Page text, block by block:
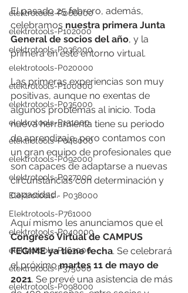
elektrotools-P066000
elektrotools-P102000
elektrotools-P036000
elektrotools-P020000
elektrotools-P100000
elektrotools-P035000
elektrotools-P131000
elektrotools-P048000
elektrotools-P092000
elektrotools-P027000
Elektrotools - P038000
Elektrotools-P761000
elektrotools-P040000
elektrotools-P463000
elektrotools-P375000
elektrotools-P098000
El pasado 25 febrero, además,
celebramos nuestra primera Junta
General de socios del año, y la
primera en este entorno virtual.
Las primeras experiencias son muy
positivas, aunque no exentas de
algunos problemas al inicio. Toda
nueva herramienta tiene su periodo
de aprendizaje, pero contamos con
un gran equipo de profesionales que
son capaces de adaptarse a nuevas
circunstancias con determinación y
capacidad.
Aquí mismo les anunciamos que el
Congreso Virtual de CAMPUS
FEGIME ya tiene fecha. Se celebrará
el próximo martes 11 de mayo de
2021. Se prevé una asistencia de más